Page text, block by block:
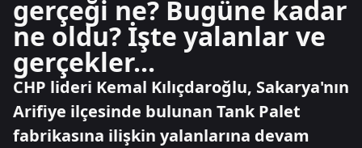
gerçeği ne? Bugüne kadar
ne oldu? İşte yalanlar ve
gerçekler...
CHP lideri Kemal Kılıçdaroğlu, Sakarya'nın
Arifiye ilçesinde bulunan Tank Palet
fabrikasına ilişkin yalanlarına devam